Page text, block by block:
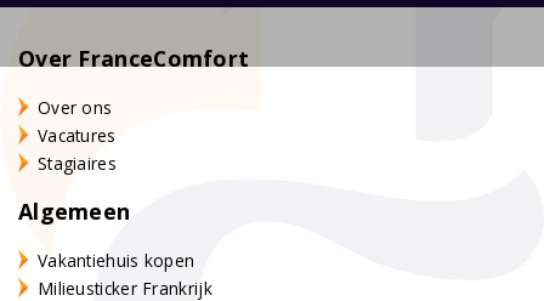
Over FranceComfort
Over ons
Vacatures
Stagiaires
Algemeen
Vakantiehuis kopen
Milieusticker Frankrijk